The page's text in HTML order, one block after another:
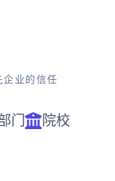
企业的信任
门 院校